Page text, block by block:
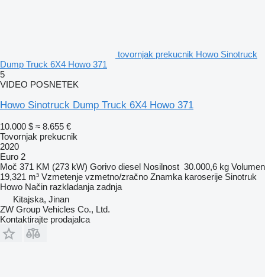
tovornjak prekucnik Howo Sinotruck
Dump Truck 6X4 Howo 371
5
VIDEO POSNETEK
Howo Sinotruck Dump Truck 6X4 Howo 371
10.000 $ ≈ 8.655 €
Tovornjak prekucnik
2020
Euro 2
Moč 371 KM (273 kW) Gorivo diesel Nosilnost 30.000,6 kg Volumen
19,321 m³ Vzmetenje vzmetno/zračno Znamka karoserije Sinotruk
Howo Način razkladanja zadnja
Kitajska, Jinan
ZW Group Vehicles Co., Ltd.
Kontaktirajte prodajalca